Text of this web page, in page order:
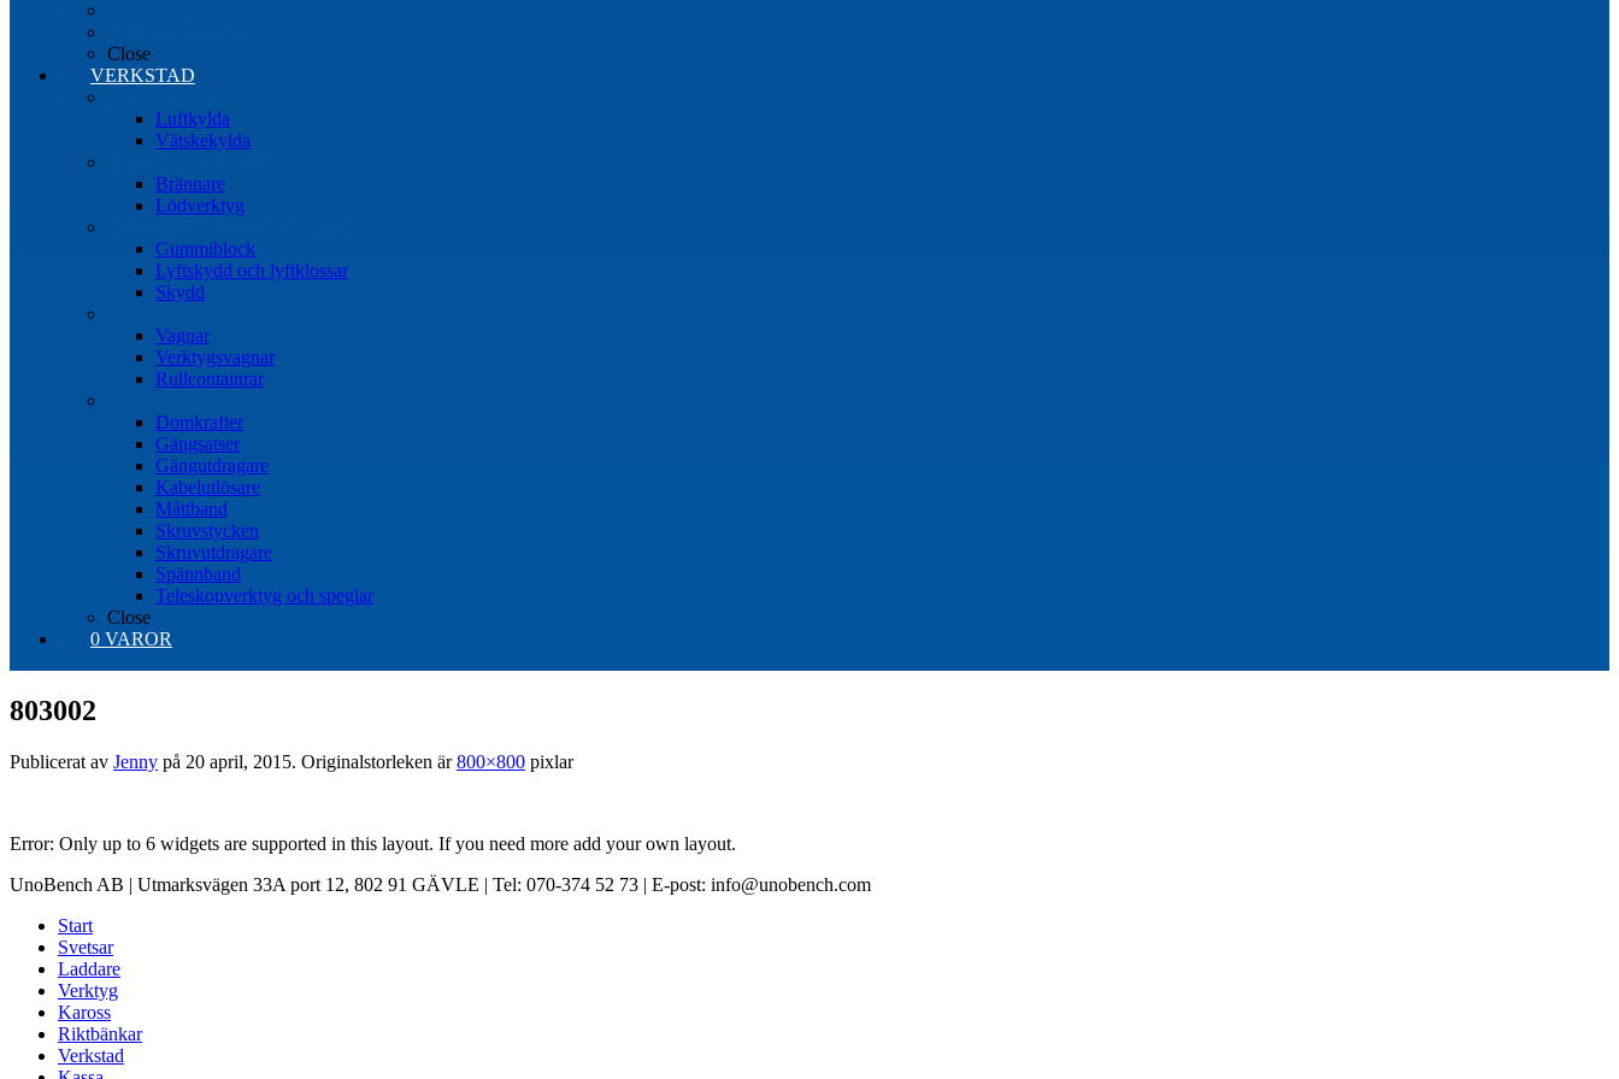
Close
VERKSTAD
Luftkylda
Vätskekylda
Brännare
Lödverktyg
Gummiblock
Lyftskydd och lyftklossar
Skydd
Vagnar
Verktygsvagnar
Rullcontainrar
Domkrafter
Gängsatser
Gängutdragare
Kabelutlösare
Måttband
Skruvstycken
Skruvutdragare
Spännband
Teleskopverktyg och speglar
Close
0 VAROR
803002
Publicerat av Jenny på 20 april, 2015. Originalstorleken är800×800 pixlar
Error: Only up to 6 widgets are supported in this layout. If you need more add your own layout.
UnoBench AB | Utmarksvägen 33A port 12, 802 91 GÄVLE | Tel: 070-374 52 73 | E-post: info@unobench.com
Start
Svetsar
Laddare
Verktyg
Kaross
Riktbänkar
Verkstad